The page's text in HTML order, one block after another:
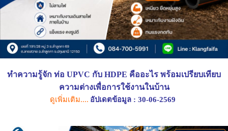
ทำความรู้จัก ท่อ UPVC กับ HDPE คืออะไร พร้อมเปรียบเทียบ
ความต่างเพื่อการใช้งานในบ้าน
ดูเพิ่มเติม.... อัปเดตข้อมูล : 30-06-2569